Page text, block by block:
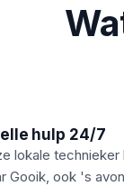
hulp 24/7
lokale
Gooik, ook 's